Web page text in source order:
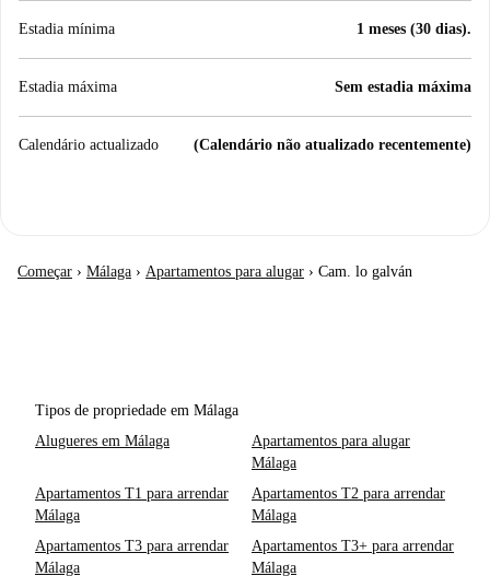
Estadia mínima 1 meses (30 dias).
Estadia máxima Sem estadia máxima
Calendário actualizado (Calendário não atualizado recentemente)
Começar › Málaga › Apartamentos para alugar › Cam. lo galván
Tipos de propriedade em Málaga
Alugueres em Málaga
Apartamentos para alugar
Málaga
Apartamentos T1 para arrendar
Málaga
Apartamentos T2 para arrendar
Málaga
Apartamentos T3 para arrendar
Málaga
Apartamentos T3+ para arrendar
Málaga